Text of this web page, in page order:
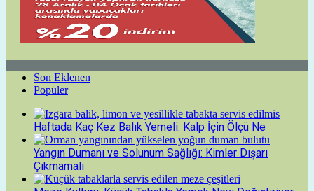
Son Eklenen
Popüler
Haftada Kaç Kez Balık Yemeli: Kalp İçin Ölçü Ne
Yangın Dumanı ve Solunum Sağlığı: Kimler Dışarı
Çıkmamalı